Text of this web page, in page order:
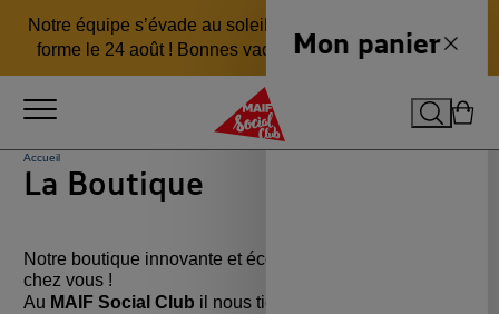
menu
contenu
page
Notre équipe s’évade au soleil 🏖️ pour revenir en pleine
forme le 24 août ! Bonnes vacances ☀️ En savoir plus
MAIF Social Club
Ouvrir le menu
Mon
Accueil
La Boutique
Notre boutique innovante et éco-responsable s'invite
chez vous !
Au MAIF Social Club il nous tient à cœur de vous faire
Mon panier